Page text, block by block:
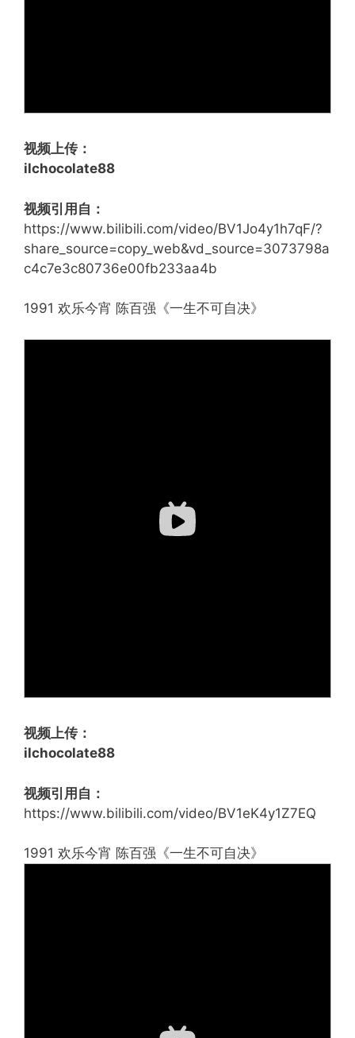
视频上传：
ilchocolate88
视频引用自：
https://www.bilibili.com/video/BV1Jo4y1h7qF/?
share_source=copy_web&vd_source=3073798a
c4c7e3c80736e00fb233aa4b
1991 欢乐今宵 陈百强《一生不可自决》
视频上传：
ilchocolate88
视频引用自：
https://www.bilibili.com/video/BV1eK4y1Z7EQ
1991 欢乐今宵 陈百强《一生不可自决》